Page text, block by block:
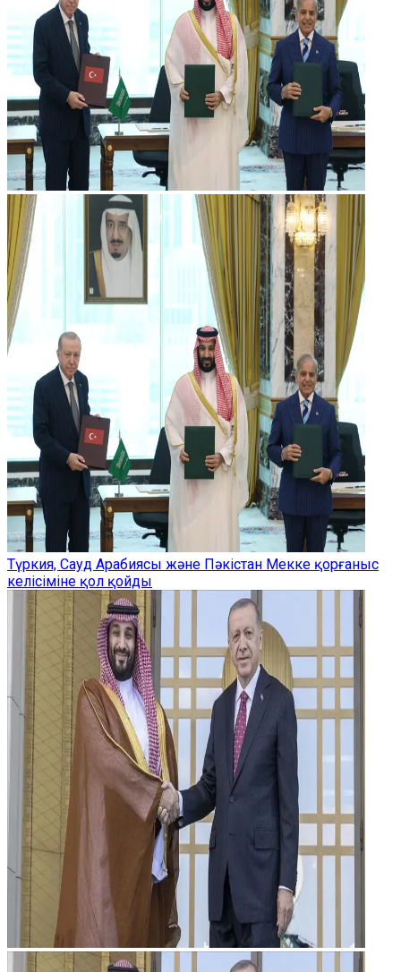
Түркия, Сауд Арабиясы және Пәкістан Мекке қорғаныс
келісіміне қол қойды